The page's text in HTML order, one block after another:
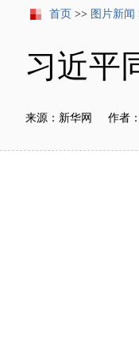
首页 >> 图片新闻
习近平
来源：新华网 作者